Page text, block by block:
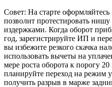
Совет: На старте
позволит протестировать
издержками. Когда оборот
год, зарегистрируйте ИП и
вы избежите резкого скачка
использовать вычеты на
мере роста оборота к порогу
планируйте переход на
получить разрыв в марже